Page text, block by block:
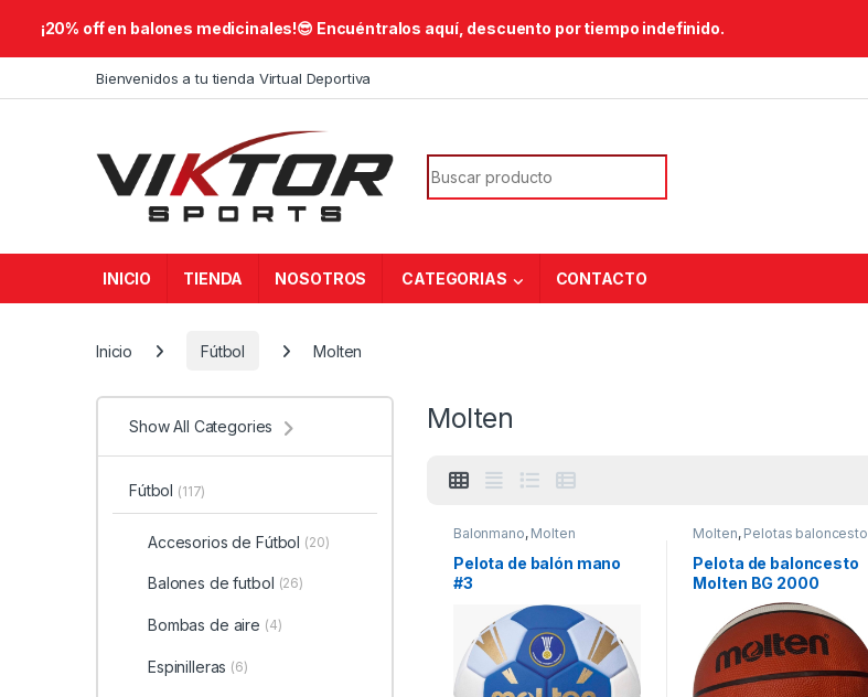
​¡20% off en balones medicinales!😎​ Encuéntralos aquí, descuento por tiempo indefinido.
Bienvenidos a tu tienda Virtual Deportiva
Search for:
INICIO TIENDA NOSOTROS CATEGORIAS CONTACTO
Inicio Fútbol Molten
Molten
Balonmano, Molten
Pelota de balón mano
#3
Molten, Pelotas baloncesto
Pelota de baloncesto
Molten BG 2000
Show All Categories
Fútbol (117)
Accesorios de Fútbol (20)
Balones de futbol (26)
Bombas de aire (4)
Espinilleras (6)